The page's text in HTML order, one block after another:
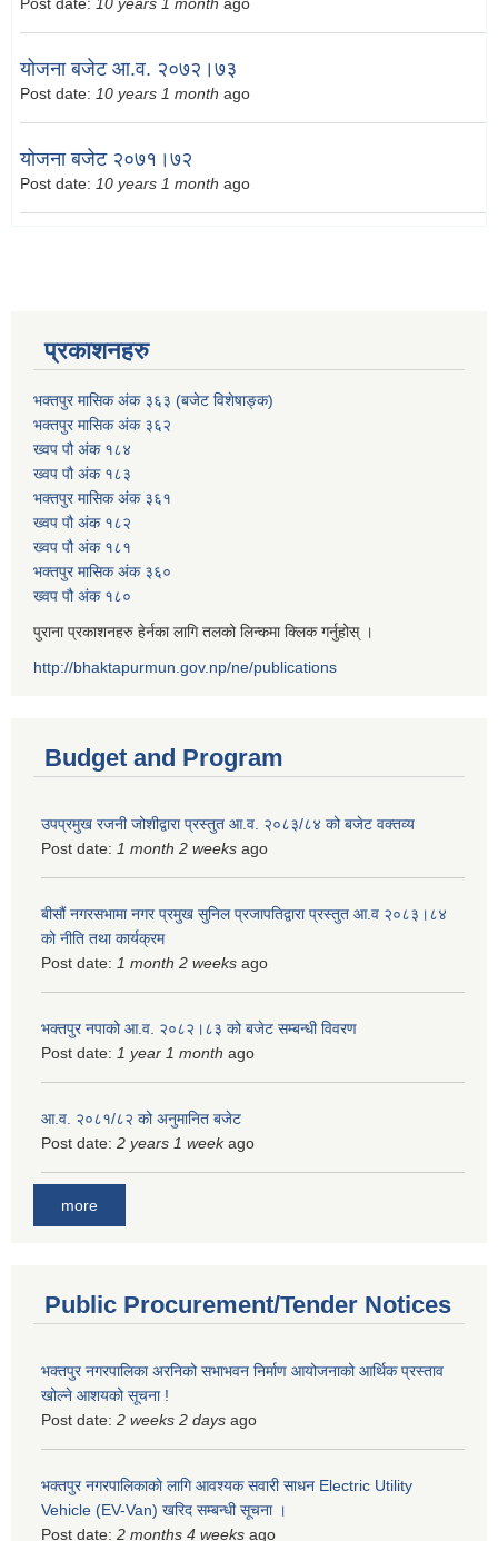
Post date: 10 years 1 month ago
योजना बजेट आ.व. २०७२।७३
Post date: 10 years 1 month ago
योजना बजेट २०७१।७२
Post date: 10 years 1 month ago
प्रकाशनहरु
भक्तपुर मासिक अंक ३६३ (बजेट विशेषाङ्क)
भक्तपुर मासिक अंक ३६२
ख्वप पौ अंक १८४
ख्वप पौ अंक १८३
भक्तपुर मासिक अंक ३६१
ख्वप पौ अंक १८२
ख्वप पौ अंक १८१
भक्तपुर मासिक अंक ३६०
ख्वप पौ अंक १८०
पुराना प्रकाशनहरु हेर्नका लागि तलको लिन्कमा क्लिक गर्नुहोस् ।
http://bhaktapurmun.gov.np/ne/publications
Budget and Program
उपप्रमुख रजनी जोशीद्वारा प्रस्तुत आ.व. २०८३/८४ को बजेट वक्तव्य
Post date: 1 month 2 weeks ago
बीसौं नगरसभामा नगर प्रमुख सुनिल प्रजापतिद्वारा प्रस्तुत आ.व‍ २०८३।८४
को नीति तथा कार्यक्रम
Post date: 1 month 2 weeks ago
भक्तपुर नपाको आ.व. २०८२।८३ को बजेट सम्बन्धी विवरण
Post date: 1 year 1 month ago
आ.व. २०८१/८२ को अनुमानित बजेट
Post date: 2 years 1 weekago
more
Public Procurement/Tender Notices
भक्तपुर नगरपालिका अरनिको सभाभवन निर्माण आयोजनाको आर्थिक प्रस्ताव
खोल्ने आशयको सूचना !
Post date: 2 weeks 2 days ago
भक्तपुर नगरपालिकाकाे लागि आवश्यक सवारी साधन Electric Utility
Vehicle (EV-Van) खरिद सम्बन्धी सूचना ।
Post date: 2 months 4 weeks ago